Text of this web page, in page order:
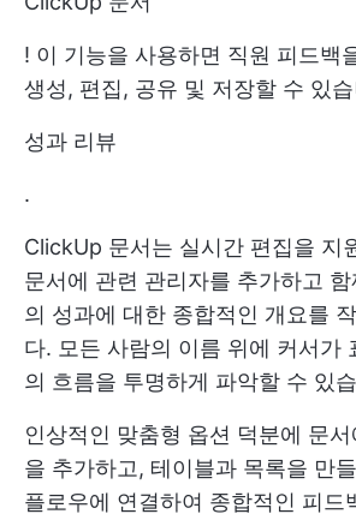
! 이 기능을 사용하면 직원 피드백
생성, 편집, 공유 및 저장할 수 있
성과 리뷰
.
ClickUp 문서는 실시간 편집을 지
문서에 관련 관리자를 추가하고
의 성과에 대한 종합적인 개요를
다. 모든 사람의 이름 위에 커서가
의 흐름을 투명하게 파악할 수 있
인상적인 맞춤형 옵션 덕분에 문
을 추가하고, 테이블과 목록을 만
플로우에 연결하여 종합적인 피드